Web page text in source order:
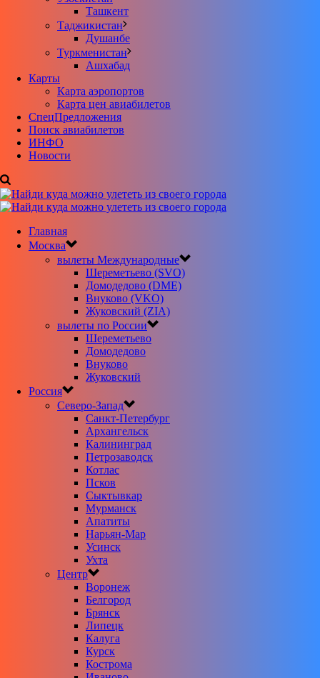
Ташкент
Таджикистан
Душанбе
Туркменистан
Ашхабад
Карты
Карта аэропортов
Карта цен авиабилетов
CпецПредложения
Поиск авиабилетов
ИНФО
Новости
Главная
Москва
вылеты Международные
Шереметьево (SVO)
Домодедово (DME)
Внуково (VKO)
Жуковский (ZIA)
вылеты по России
Шереметьево
Домодедово
Внуково
Жуковский
Россия
Северо-Запад
Санкт-Петербург
Архангельск
Калининград
Петрозаводск
Котлас
Псков
Сыктывкар
Мурманск
Апатиты
Нарьян-Мар
Усинск
Ухта
Центр
Воронеж
Белгород
Брянск
Липецк
Калуга
Курск
Кострома